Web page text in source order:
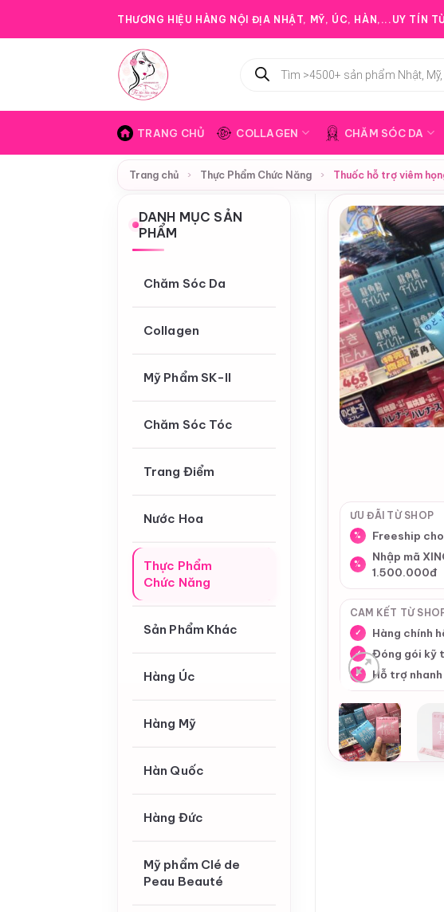
THƯƠNG HIỆU HÀNG NỘI ĐỊA NHẬT, MỸ, ÚC, HÀN,...UY TÍN
kiếm
TRANG CHỦ COLLAGEN CHĂM SÓC DA
Trang chủ › Thực Phẩm Chức Năng › Thuốc hỗ trợ viêm
DANH MỤC SẢN
PHẨM
Chăm Sóc Da
Collagen
Mỹ Phẩm SK-II
Chăm Sóc Tóc
Trang Điểm
Nước Hoa
Thực Phẩm
Chức Năng
Sản Phẩm Khác
Hàng Úc
Hàng Mỹ
Hàn Quốc
Hàng Đức
Mỹ phẩm Clé de
Peau Beauté
ƯU ĐÃI TỪ SHOP
% Freeship
%
Nhập mã
1.500.000đ
CAM KẾT TỪ
✓ Hàng chính
✓ Đóng gói kỹ
✓ Hỗ trợ